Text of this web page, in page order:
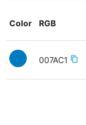
Color RGB
007AC1 content_copy